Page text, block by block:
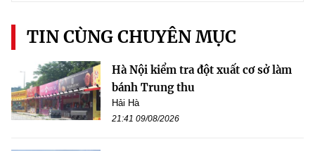
TIN CÙNG CHUYÊN MỤC
Hà Nội kiểm tra đột xuất cơ sở làm
bánh Trung thu
Hải Hà
21:41 09/08/2026